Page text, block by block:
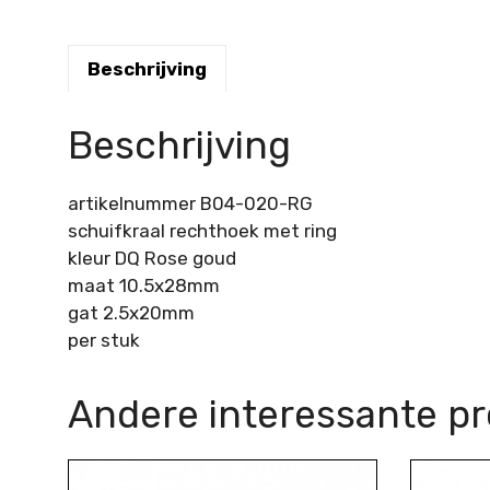
Beschrijving
Beschrijving
artikelnummer B04-020-RG
schuifkraal rechthoek met ring
kleur DQ Rose goud
maat 10.5x28mm
gat 2.5x20mm
per stuk
Andere interessante